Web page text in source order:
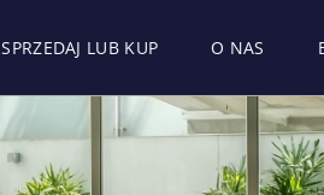
SPRZEDAJ LUB KUP O NAS